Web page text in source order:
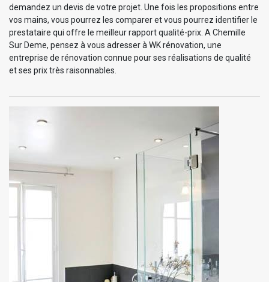
demandez un devis de votre projet. Une fois les propositions entre
vos mains, vous pourrez les comparer et vous pourrez identifier le
prestataire qui offre le meilleur rapport qualité-prix. A Chemille
Sur Deme, pensez à vous adresser à WK rénovation, une
entreprise de rénovation connue pour ses réalisations de qualité
et ses prix très raisonnables.